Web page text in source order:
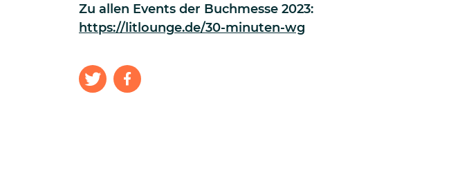
Zu allen Events der Buchmesse 2023:
https://litlounge.de/30-minuten-wg